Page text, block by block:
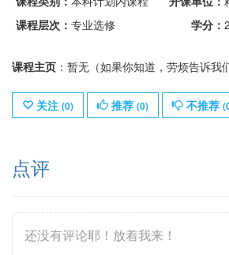
课程层次： 专业选修 学分：
课程主页 ：暂无（如果你知道，劳烦告诉我
关注 (0) 推荐 (0) 不推荐 (
点评
还没有评论耶！放着我来！